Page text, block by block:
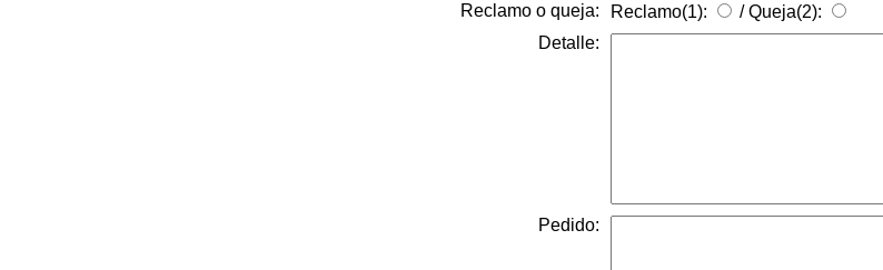
Reclamo o queja:
Reclamo(1):
/ Queja(2):
Detalle:
Pedido: